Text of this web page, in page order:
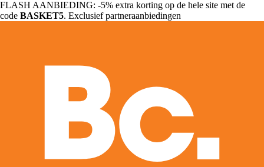
FLASH AANBIEDING: -5% extra korting op de hele site met de
code BASKET5. Exclusief partneraanbiedingen